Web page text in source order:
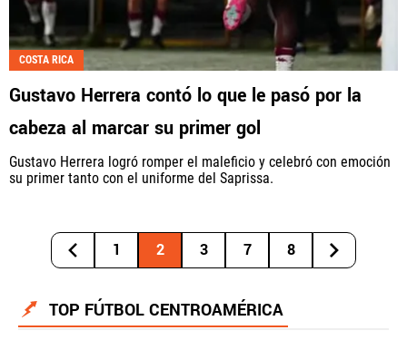
COSTA RICA
Gustavo Herrera contó lo que le pasó por la
cabeza al marcar su primer gol
Gustavo Herrera logró romper el maleficio y celebró con emoción
su primer tanto con el uniforme del Saprissa.
1 2 3 7 8
TOP FÚTBOL CENTROAMÉRICA